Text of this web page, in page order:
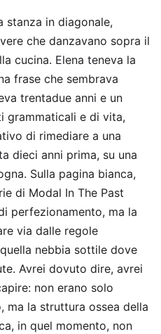
in diagonale,
che danzavano sopra il
cucina. Elena teneva la
frase che sembrava
trentadue anni e un
grammaticali e di vita,
di rimediare a una
dieci anni prima, su una
Sulla pagina bianca,
di Modal In The Past
perfezionamento, ma la
via dalle regole
nebbia sottile dove
Avrei dovuto dire, avrei
non erano solo
ma la struttura ossea della
in quel momento, non